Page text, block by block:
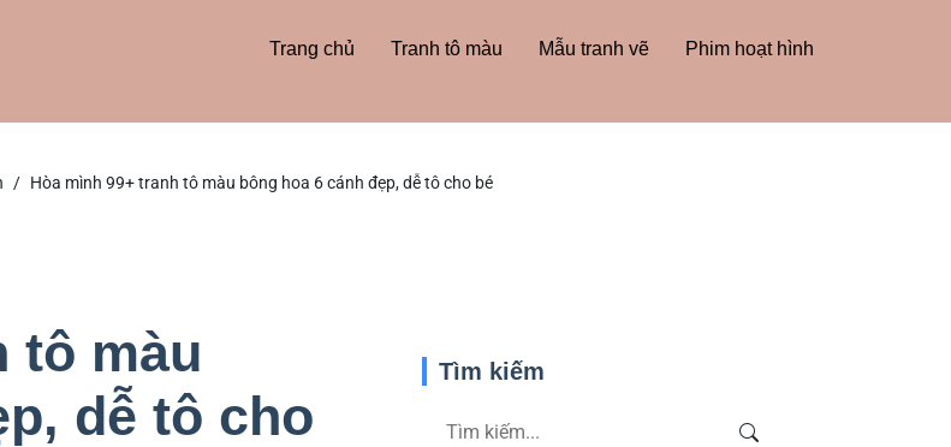
Trang chủ Tranh tô màu Mẫu tranh vẽ Phim hoạt hình
Hòa mình 99+ tranh tô màu bông hoa 6 cánh đẹp, dễ tô cho bé
tô màu
dễ tô cho
Tìm kiếm